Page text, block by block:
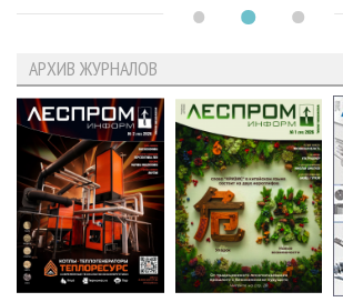
АРХИВ ЖУРНАЛОВ